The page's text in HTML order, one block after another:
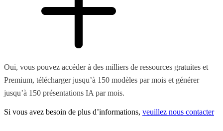
Oui, vous pouvez accéder à des milliers de ressources gratuites et
Premium, télécharger jusqu’à 150 modèles par mois et générer
jusqu’à 150 présentations IA par mois.
Si vous avez besoin de plus d’informations, veuillez nous contacter